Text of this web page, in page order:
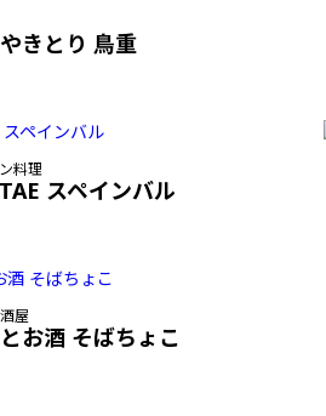
きとり 鳥重
料理
スペインバル
屋
お酒 そばちょこ